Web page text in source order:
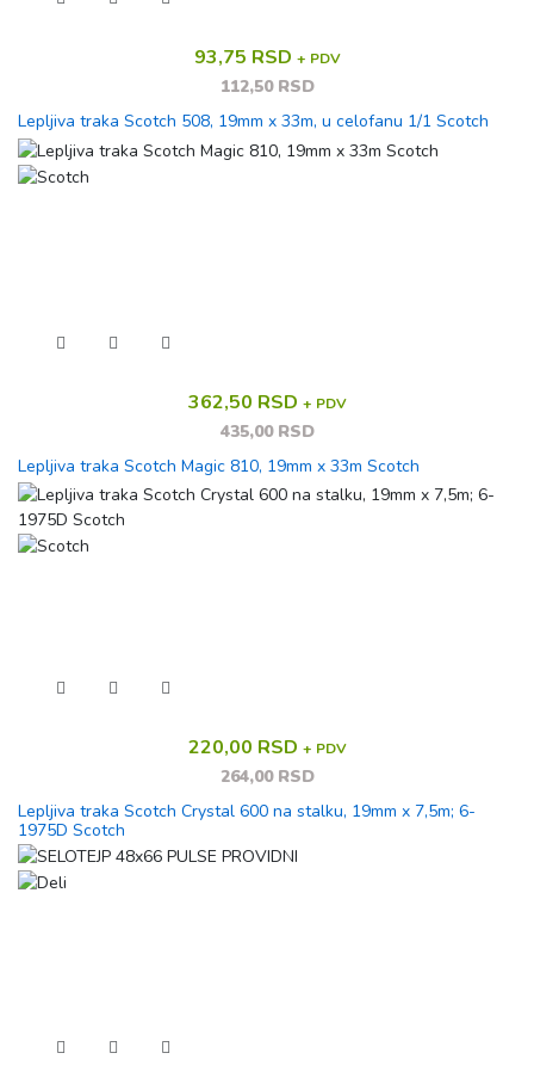
93,75 RSD + PDV
112,50 RSD
Lepljiva traka Scotch 508, 19mm x 33m, u celofanu 1/1 Scotch
362,50 RSD + PDV
435,00 RSD
Lepljiva traka Scotch Magic 810, 19mm x 33m Scotch
220,00 RSD + PDV
264,00 RSD
Lepljiva traka Scotch Crystal 600 na stalku, 19mm x 7,5m; 6-
1975D Scotch